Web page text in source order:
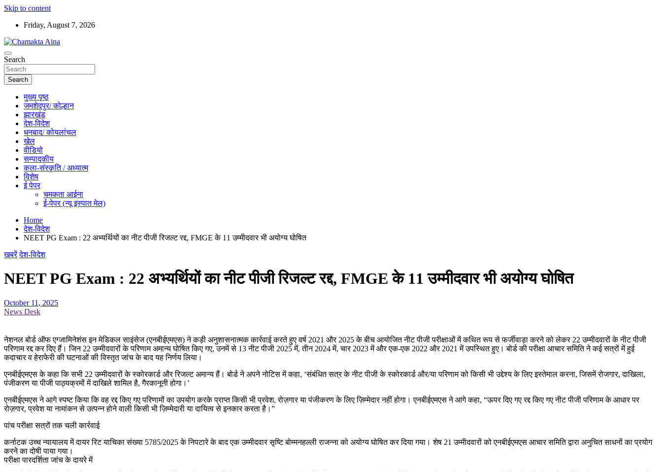
Skip to content
Friday, August 7, 2026
Chamakta Aina
Hindi News Paper – Jharkhand
Search
Search
मुख्य पृष्ठ
जमशेदपुर/ कोल्हान
झारखंड
देश-विदेश
धनबाद/ कोयलांचल
खेल
वीडियो
सम्पादकीय
कला-संस्कृति / अध्यात्म
विशेष
ई पेपर
चमकता आईना
ई-पेपर (न्यू इस्पात मेल)
Home
देश-विदेश
NEET PG Exam : 22 अभ्यर्थियों का नीट पीजी रिजल्ट रद्द, FMGE के 11 उम्मीदवार भी अयोग्य घोषित
खबरें देश-विदेश
NEET PG Exam : 22 अभ्यर्थियों का नीट पीजी रिजल्ट रद्द, FMGE के 11 उम्मीदवार भी अयोग्य घोषित
October 11, 2025
News Desk
नेशनल बोर्ड ऑफ एग्जामिनेशंस इन मेडिकल साइंसेज (एनबीईएमएस) ने कड़ी अनुशासनात्मक कार्रवाई करते हुए वर्ष 2021 और 2025 के बीच आयोजित नीट पीजी परीक्षाओं में कथित रूप से फर्जीवाड़ा करने को लेकर 22 उम्मीदवारों के नीट पीजी
परिणाम रद्द कर दिए हैं। जिन 22 उम्मीदवारों के परिणाम अमान्य घोषित किए गए, उनमें से 13 नीट पीजी 2025 में, तीन 2024 में, चार 2023 में और एक-एक 2022 और 2021 में उपस्थित हुए। बोर्ड की परीक्षा आचार समिति ने कई सत्रों में हुई
कदाचार व हेराफेरी की घटनाओं की विस्तृत जांच के बाद यह निर्णय लिया।
एनबीईएमएस के कहा कि सभी 22 उम्मीदवारों के स्कोरकार्ड और रिजल्ट अमान्य हैं। बोर्ड ने अपने नोटिस में कहा, ‘संबंधित सत्र के नीट पीजी के स्कोरकार्ड और/या परिणाम को किसी भी उद्देश्य के लिए इस्तेमाल करना, जिसमें रोजगार, दाखिला,
पंजीकरण या पीजी पाठ्यक्रमों में दाखिले शामिल है, गैरकानूनी होगा।’
एनबीईएमएस ने आगे स्पष्ट किया कि वह रद्द किए गए परिणामों का उपयोग करके प्राप्त किसी भी प्रवेश, रोज़गार या पंजीकरण के लिए ज़िम्मेदार नहीं होगा। एनबीईएमएस ने आगे कहा, “ऊपर दिए गए रद्द किए गए नीट पीजी परिणाम के आधार पर
रोज़गार, प्रवेश या नामांकन से उत्पन्न होने वाली किसी भी ज़िम्मेदारी या दायित्व से इनकार करता है।”
पांच परीक्षा सत्रों तक चली कार्रवाई
कर्नाटक उच्च न्यायालय में दायर रिट याचिका संख्या 5785/2025 के निपटारे के बाद एक उम्मीदवार सृष्टि बोम्मनहल्ली राजन्ना को अयोग्य घोषित कर दिया गया। शेष 21 उम्मीदवारों को एनबीईएमएस आचार समिति द्वारा अनुचित साधनों का प्रयोग
करने का दोषी पाया गया।
परीक्षा पारदर्शिता जांच के दायरे में